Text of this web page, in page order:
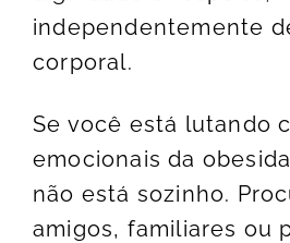
independentemente
corporal.
Se você está lutando
emocionais da
não está sozinho.
amigos, familiares ou